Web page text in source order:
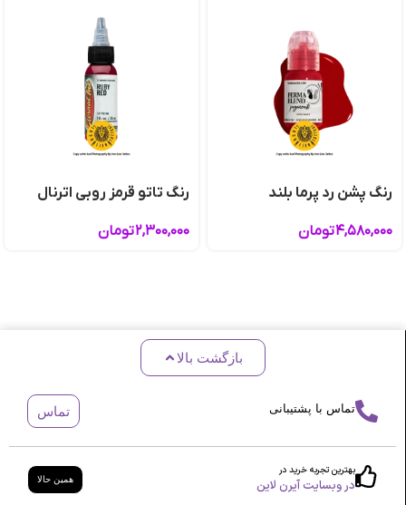
رنگ پشن رد پرما بلند
۴,۵۸۰,۰۰۰تومان
رنگ تاتو قرمز روبی اترنال
۲,۳۰۰,۰۰۰تومان
بازگشت بالا
تماس با پشتیبانی تماس
بهترین تجربه خرید در
در وبسایت آیرن لاین همین حالا